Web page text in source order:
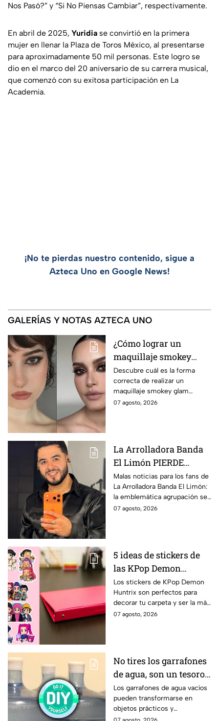
Nos Pasó?” y “Si No Piensas Cambiar”, respectivamente.
En abril de 2025, Yuridia se convirtió en la primera
mujer en llenar la Plaza de Toros México, al presentarse
para aproximadamente 50 mil personas. Este logro se
dio en el marco del 20 aniversario de su carrera musical,
que comenzó con su exitosa participación en La
Academia.
¡No te pierdas nuestro contenido, sigue a
Azteca Uno en Google News!
GALERÍAS Y NOTAS AZTECA UNO
¿Cómo lograr un
maquillaje smokey
glam moderno sin que
los párpados luzcan
pesados o acartonados?
Descubre cuál es la forma
correcta de realizar un
maquillaje smokey glam
moderno sin que tus párpados
07 agosto, 2026
La Arrolladora Banda
El Limón PIERDE
integrante. ¿De quién se
trata y por qué?
Malas noticias para los fans de
La Arrolladora Banda El Limón:
la emblemática agrupación se
despide de uno de sus
tambora.
07 agosto, 2026
5 ideas de stickers de
las KPop Demon
Huntrix para decorar
una carpeta este
regreso a clases
Los stickers de KPop Demon
Huntrix son perfectos para
decorar tu carpeta y ser la más
cool en este regreso a clases.
07 agosto, 2026
No tires los garrafones
de agua, son un tesoro:
5 ideas para
reutilizarlos dentro del
hogar
Los garrafones de agua vacíos
pueden transformarse en
objetos prácticos y
decorativos para la casa,